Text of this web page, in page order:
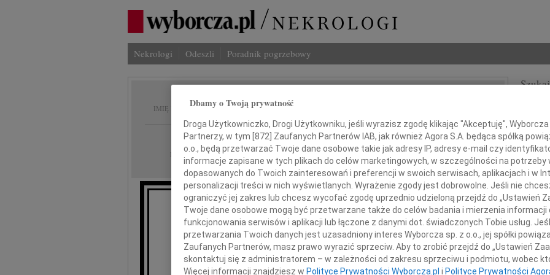
Nekrologi Odeszli Poradnik pogrzebowy
IMIĘ I NAZWISKO: Barbara Chęcińska
REGION: Warszawa
DATA EMISJI: 22.09.2009
Józkowi, Antkowi i Olesiowi
serdeczne wyrazy współczucia
INNE
Z
Z
27
Mgr
Dbamy o Twoją prywatność
Droga Użytkowniczko, Drogi Użytkowniku, jeśli wyrazisz zgodę klikając "Akceptuję",
Partnerzy, w tym [ 872 ] Zaufanych Partnerów IAB, jak również Agora S.A. będąca spółką
o.o., będą przetwarzać Twoje dane osobowe takie jak adresy IP, adresy e-mail czy
informacje zapisane w tych plikach do celów marketingowych, w szczególności na potrzeby
dopasowanych do Twoich zainteresowań i preferencji w swoich serwisach, aplikacjach i w
personalizacji treści w nich wyświetlanych. Wyrażenie zgody jest dobrowolne. Jeśli nie
ograniczyć jej zakres lub chcesz wycofać zgodę uprzednio udzieloną przejdź do „Ustawień
Twoje dane osobowe mogą być przetwarzane także do celów badania i mierzenia
funkcjonowania serwisów i aplikacji lub łączone z danymi dot. świadczonych Tobie usług.
przetwarzania Twoich danych jest uzasadniony interes Wyborcza sp. z o.o., jej spółki
Zaufanych Partnerów, masz prawo wyrazić sprzeciw. Aby to zrobić przejdź do „Ustawień
skontaktuj się z administratorem – w zależności od zakresu sprzeciwu i podmiotu, wobec
Więcej informacji znajdziesz w Polityce Prywatności Wyborcza.pl i Polityce Prywatności